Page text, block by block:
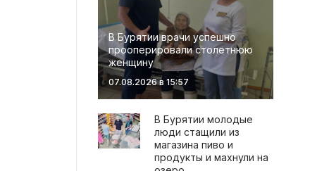
В Бурятии врачи успешно
прооперировали столетнюю
женщину
07.08.2026 в 15:57
В Бурятии молодые
люди стащили из
магазина пиво и
продукты и махнули на